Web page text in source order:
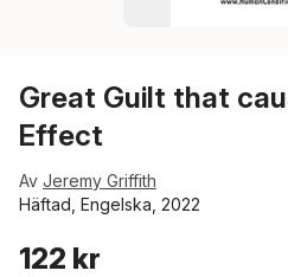
Great Guilt that
Effect
Av Jeremy Griffith
Häftad, Engelska, 2022
122 kr